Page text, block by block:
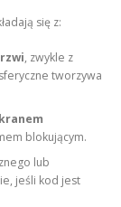
się z:
, zwykle z
tworzywa
blokującym.
lub
jeśli kod jest